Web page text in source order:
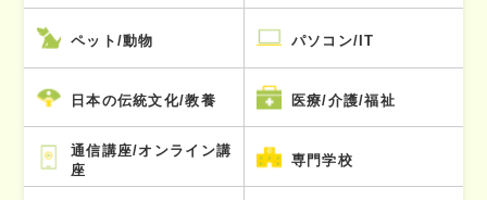
ペット/動物 パソコン/IT
日本の伝統文化/教養 医療/介護/福祉
通信講座/オンライン講
座
専門学校